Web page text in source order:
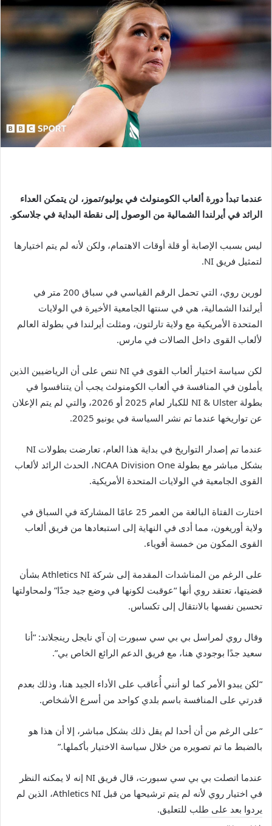
عندما تبدأ دورة ألعاب الكومنولث في يوليو/تموز، لن يتمكن العداء
الرائد في أيرلندا الشمالية من الوصول إلى نقطة البداية في جلاسكو.
ليس بسبب الإصابة أو قلة أوقات الاهتمام، ولكن لأنه لم يتم اختيارها
لتمثيل فريق NI.
لورين روي، التي تحمل الرقم القياسي في سباق 200 متر في
أيرلندا الشمالية، هي في سنتها الجامعية الأخيرة في الولايات
المتحدة الأمريكية مع ولاية تارلتون، ومثلت أيرلندا في بطولة العالم
لألعاب القوى داخل الصالات في مارس.
لكن سياسة اختيار ألعاب القوى في NI تنص على أن الرياضيين الذين
يأملون في المنافسة في ألعاب الكومنولث يجب أن يتنافسوا في
بطولة NI & Ulster للكبار لعام 2025 أو 2026، والتي لم يتم الإعلان
عن تواريخها عندما تم نشر السياسة في يونيو 2025.
عندما تم إصدار التواريخ في بداية هذا العام، تعارضت بطولات NI
بشكل مباشر مع بطولة NCAA Division One، الحدث الرائد لألعاب
القوى الجامعية في الولايات المتحدة الأمريكية.
اختارت الفتاة البالغة من العمر 25 عامًا المشاركة في السباق في
ولاية أوريغون، مما أدى في النهاية إلى استبعادها من فريق ألعاب
القوى المكون من خمسة أقوياء.
على الرغم من المناشدات المقدمة إلى شركة Athletics NI بشأن
قضيتها، تعتقد روي أنها “عوقبت لكونها في وضع جيد جدًا” ولمحاولتها
تحسين نفسها بالانتقال إلى تكساس.
وقال روي لمراسل بي بي سي سبورت إن آي نايجل رينجلاند: “أنا
سعيد جدًا بوجودي هنا، مع فريق الدعم الرائع الخاص بي”.
“لكن يبدو الأمر كما لو أنني أُعاقب على الأداء الجيد هنا، وذلك بعدم
قدرتي على المنافسة باسم بلدي كواحد من أسرع الأشخاص.
“على الرغم من أن أحدا لم يقل ذلك بشكل مباشر، إلا أن هذا هو
بالضبط ما تم تصويره من خلال سياسة الاختيار بأكملها.”
عندما اتصلت بي بي سي سبورت، قال فريق NI إنه لا يمكنه النظر
في اختيار روي لأنه لم يتم ترشيحها من قبل Athletics NI، الذين لم
يردوا بعد على طلب للتعليق.